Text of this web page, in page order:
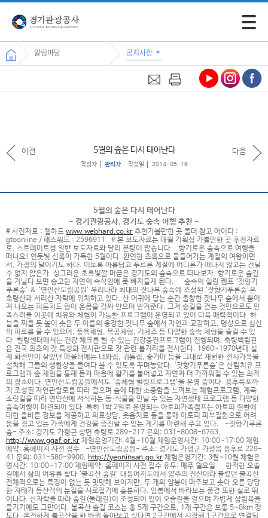
모바일
알림마당 공지사항
5월의 숲은 다시 태어난다
작성자 관리자 작성일 2014-05-16
이전 다음
5월의 숲은 다시 태어난다
- 경기관광공사, 경기도 숲속 여행 추천 -
# 사진자료 : 웹하드 www.webhard.co.kr 추천가볼만한 곳 폴더 참고 아이디 :
gtoonline / 패스워드 : 2596911 # 본 보도자료는 매월 기획성 가볼만한 곳 추천자료
로, 스트레이트성 일반 보도자료와 달리 분량이 많습니다. 향기로운 숲속으로 여행을
떠나요! 연둣빛 신록이 가득한 5월이다. 완연한 초록으로 물들어가는 계절의 여왕이면
서, 가정의 달이기도 하다. 이토록 아름답고 푸르른 계절에 어디론가 떠나지 않고는 견딜
수 없지 않은가. 싱그러운 초록빛깔 머금은 경기도의 숲속으로 떠나보자. 향기로운 숲길
을 거닐다 보면 숭고한 자연의 속삭임에 푹 빠져들게 된다. 숲속의 힐링 캠프 ‘잣향기
푸른숲’ & ‘연인산도립공원’ 우리나라 최대의 잣나무 숲속에 조성된 ‘잣향기푸른숲’은
축령산과 서리산 자락에 위치하고 있다. 산 어귀에 닿는 순간 울창한 잣나무 숲에서 뿜어
져 나오는 피톤치드 향이 온몸을 감싸 안으며 반겨준다. 그저 숲길을 걷는 것만으로도 만
족스러울 이곳에 치유와 체험이 가능한 프로그램이 운영되고 있어 더욱 매력적이다. 하
늘을 찌를 듯 높이 솟은 두 아름의 웅장한 잣나무 숲에서 자연과 교감하고, 명상으로 심신
의 피로를 풀 수 있으며, 풍욕체험, 목공체험, 기체조 등 다양한 숲속 체험을 즐길 수 있
다. 힐링센터에서는 건강 체크를 할 수 있는 건강증진프로그램이 진행되며, 축령백림관
은 전국 최초의 잣 특성화 전시관으로 잣 관련 볼거리를 전시한다. 1960~1970년대 실
제 화전민이 살았던 마을터에는 너와집, 귀틀집, 숯가마 등을 그대로 재현한 전시가옥을
설치해 그들의 생활상을 들여다 볼 수 있도록 꾸며놓았다. ‘잣향기푸른숲’은 산림치유 프
로그램과 숲 체험을 통해 몸과 마음에 활기를 불어넣고 자연과 더 가까워질 수 있는 최적
의 장소이다. 연인산도립공원에서도 ‘숲체험 힐링프로그램’을 운영 중이다. 용추폭포까
지 조성된 자연관찰로를 따라 걸으며 숲에 대한 소중함을 느껴보는 체험프로그램, 계곡
소릿길을 따라 연인산에 서식하는 동·식물을 만날 수 있는 자연생태 프로그램 등 다양한
숲속여행이 마련되어 있다. 특히 1박 2일로 운영되는 아토피가족캠프는 아토피 질환에
대한 올바른 정보를 제공하고 의료상담, 웃음치료 등을 통해 아토피 피부질환으로 어려
움을 겪고 있는 가족에게 건강을 증진할 수 있는 계기를 마련해 주고 있다. -잣향기푸른
숲- 주소: 경기도 가평군 상면 축령로 289-217 문의: 031-8008-6763,
http://www.ggaf.or.kr 체험운영기간: 4월~10월 체험운영시간: 10:00~17:00 체험
예약: 홈페이지 사전 접수 -연인산도립공원- 주소: 경기도 가평군 가평읍 용추로 229-
41 문의: 031-580-9900, http://yeoninsan.go.kr 체험운영기간: 3월~10월 체험운
영시간: 10:00~17:00 체험예약: 홈페이지 사전 접수 휴무: 매주 월요일 한적한 오솔
길에서 삶의 여유를 찾다 ‘불곡산 숲길’ 대동여지도에서 양주의 진산이라 불렸던 불곡산.
전체적으로는 특징이 없는 듯 밋밋해 보이지만, 두 개의 암봉이 마주보고 솟아 오른 당당
한 자태가 등산객의 눈길을 사로잡기에 충분하다. 암봉에서 바라보는 풍경 또한 실로 뛰
어나다. 산자락을 따라 숲길(둘레길)이 조성되어 있어 오솔길을 걸으며 가볍게 삼림욕을
즐기기에도 그만이다. 불곡산 숲길 코스는 총 5개 구간으로, 1개 구간은 보통 5~8km 정
도다. 온전하게 불곡산을 한 바퀴 돌아보고 싶다면 2구간에서 시작해 1구간으로 연결되